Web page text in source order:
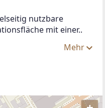
nutzbare
mit einer..
Mehr